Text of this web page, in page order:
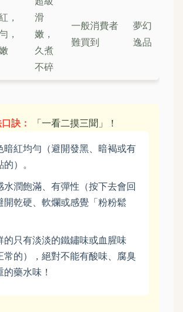
，
，
滑
嫩，
久煮
不碎
一般消費者
難買到
夢幻
逸品
訣：
「一看二摸三聞」！
暗紅均勻（避開發黑、暗褐或有
）。
水潤飽滿、有彈性（按下去會回
開乾硬、軟爛或感覺「粉粉鬆
的只有淡淡的鐵鏽味或血腥味
常的），絕對不能有酸味、腐臭
藥水味！